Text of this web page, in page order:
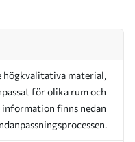
högkvalitativa material,
för olika rum och
information finns nedan